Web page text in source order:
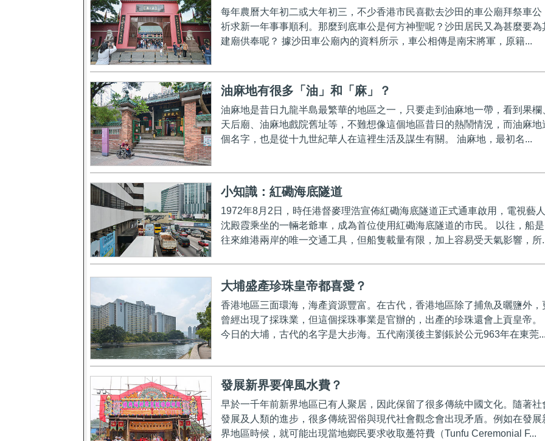
每年農曆大年初二或大年初三，不少香港市民喜歡去沙田的車公廟拜祭車公
祈求新一年事事順利。那麼到底車公是何方神聖呢？沙田居民又為甚麼要為
建廟供奉呢？ 據沙田車公廟內的資料所示，車公相傳是南宋將軍，原籍...
油麻地有很多「油」和「麻」？
油麻地是昔日九龍半島最繁華的地區之一，只要走到油麻地一帶，看到果欄
天后廟、油麻地戲院舊址等，不難想像這個地區昔日的熱鬧情況，而油麻地
個名字，也是從十九世紀華人在這裡生活及謀生有關。 油麻地，最初名...
小知識：紅磡海底隧道
1972年8月2日，時任港督麥理浩宣佈紅磡海底隧道正式通車啟用，電視藝人
沈殿霞乘坐的一輛老爺車，成為首位使用紅磡海底隧道的市民。 以往，船是
往來維港兩岸的唯一交通工具，但船隻載量有限，加上容易受天氣影響，所
大埔盛產珍珠皇帝都喜愛？
香港地區三面環海，海產資源豐富。在古代，香港地區除了捕魚及曬鹽外，
曾經出現了採珠業，但這個採珠事業是官辦的，出產的珍珠還會上貢皇帝。
今日的大埔，古代的名字是大步海。五代南漢後主劉鋹於公元963年在東莞...
發展新界要俾風水費？
早於一千年前新界地區已有人聚居，因此保留了很多傳統中國文化。隨著社
發展及人類的進步，很多傳統習俗與現代社會觀念會出現矛盾。例如在發展
界地區時候，就可能出現當地鄉民要求收取躉符費（Tunfu Ceremonial F...